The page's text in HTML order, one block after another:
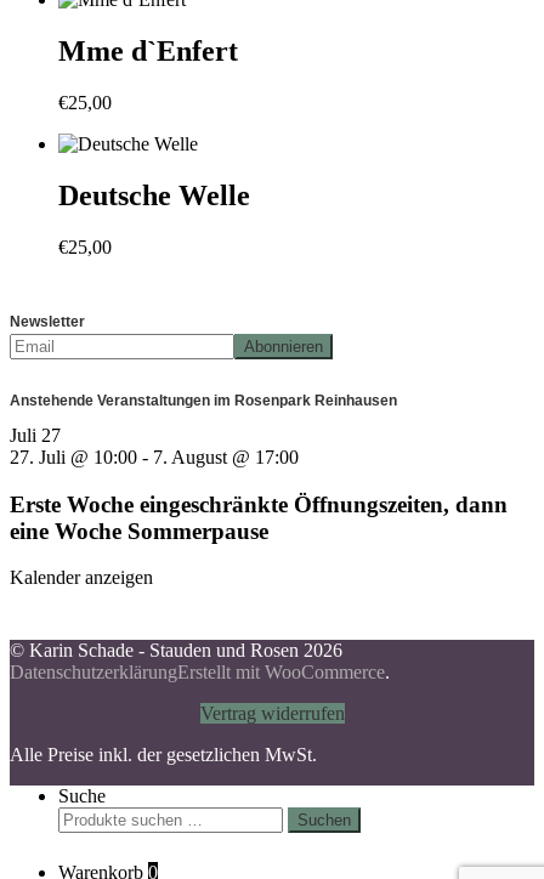
Mme d`Enfert
€25,00
Deutsche Welle
€25,00
Newsletter
Anstehende Veranstaltungen im Rosenpark Reinhausen
Juli 27
27. Juli @ 10:00 - 7. August @ 17:00
Erste Woche eingeschränkte Öffnungszeiten, dann
eine Woche Sommerpause
Kalender anzeigen
© Karin Schade - Stauden und Rosen 2026
DatenschutzerklärungErstellt mit WooCommerce.
Vertrag widerrufen
Alle Preise inkl. der gesetzlichen MwSt.
Suche
Suchen
nach:
Suchen
Warenkorb 0